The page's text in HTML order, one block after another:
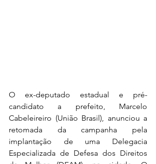
O ex-deputado estadual e pré-
candidato a prefeito, Marcelo
Cabeleireiro (União Brasil), anunciou a
retomada da campanha pela
implantação de uma Delegacia
Especializada de Defesa dos Direitos